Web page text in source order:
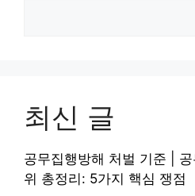
최신 글
공무집행방해 처벌 기준 |
위 총정리: 5가지 핵심 쟁점